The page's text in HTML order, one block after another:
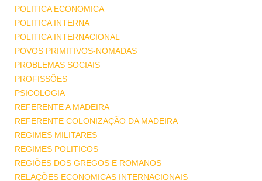
POLITICA ECONOMICA
POLITICA INTERNA
POLITICA INTERNACIONAL
POVOS PRIMITIVOS-NOMADAS
PROBLEMAS SOCIAIS
PROFISSÕES
PSICOLOGIA
REFERENTE A MADEIRA
REFERENTE COLONIZAÇÃO DA MADEIRA
REGIMES MILITARES
REGIMES POLITICOS
REGIÕES DOS GREGOS E ROMANOS
RELAÇÕES ECONOMICAS INTERNACIONAIS